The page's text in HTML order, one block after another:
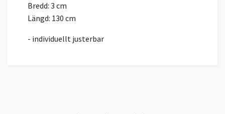
Bredd: 3 cm
Längd: 130 cm
- individuellt justerbar